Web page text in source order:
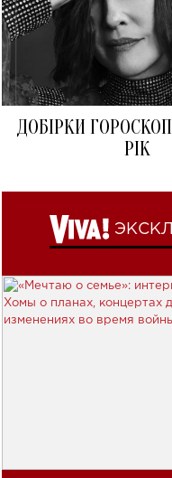
ДОБІРКИ
РІК